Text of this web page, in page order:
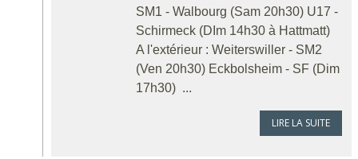
SM1 - Walbourg (Sam 20h30) U17 -
Schirmeck (DIm 14h30 à Hattmatt)
A l'extérieur : Weiterswiller - SM2
(Ven 20h30) Eckbolsheim - SF (Dim
17h30) ...
LIRE LA SUITE